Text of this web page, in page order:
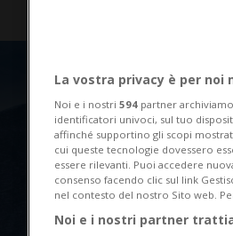
La vostra privacy è per
Noi e i nostri 594 partner
identificatori univoci, sul tuo
affinché supportino gli scopi
cui queste tecnologie dovessero
essere rilevanti. Puoi accedere
consenso facendo clic sul link
nel contesto del nostro Sito web.
Noi e i nostri partner